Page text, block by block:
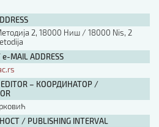
2, 18000 Ниш / 18000 Nis, 2
MAIL ADDRESS
– КООРДИНАТОР /
/ PUBLISHING INTERVAL